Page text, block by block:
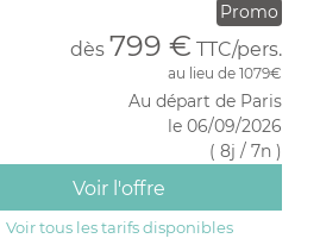
Promo
dès 799 € TTC/pers.
au lieu de 1079€
Au départ de Paris
le 06/09/2026
( 8j / 7n )
Voir l'offre
Voir tous les tarifs disponibles